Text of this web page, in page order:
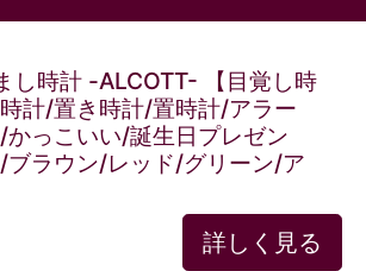
し時計 -ALCOTT- 【目覚し時
計/置き時計/置時計/アラー
っこいい/誕生日プレゼン
ブラウン/レッド/グリーン/ア
詳しく見る